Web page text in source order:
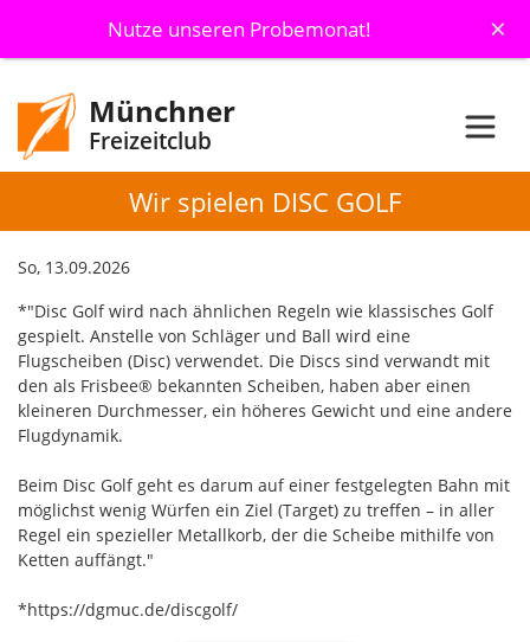
Nutze unseren Probemonat! ×
Münchner
Freizeitclub
Wir spielen DISC GOLF
So, 13.09.2026
*"Disc Golf wird nach ähnlichen Regeln wie klassisches Golf
gespielt. Anstelle von Schläger und Ball wird eine
Flugscheiben (Disc) verwendet. Die Discs sind verwandt mit
den als Frisbee® bekannten Scheiben, haben aber einen
kleineren Durchmesser, ein höheres Gewicht und eine andere
Flugdynamik.
Beim Disc Golf geht es darum auf einer festgelegten Bahn mit
möglichst wenig Würfen ein Ziel (Target) zu treffen – in aller
Regel ein spezieller Metallkorb, der die Scheibe mithilfe von
Ketten auffängt."
*https://dgmuc.de/discgolf/